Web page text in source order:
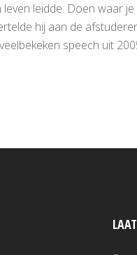
leidde. Doen waar
hij aan de
speech uit